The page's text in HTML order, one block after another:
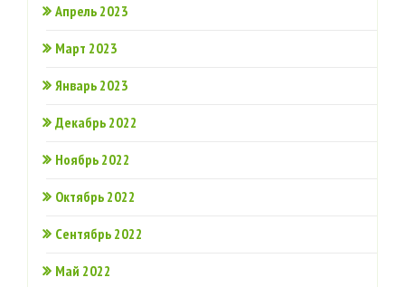
Апрель 2023
Март 2023
Январь 2023
Декабрь 2022
Ноябрь 2022
Октябрь 2022
Сентябрь 2022
Май 2022